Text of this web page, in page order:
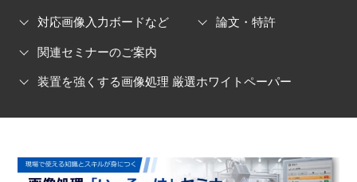
対応画像入力ボードなど 論文・特許
関連セミナーのご案内
装置を強くする画像処理 厳選ホワイトペーパー